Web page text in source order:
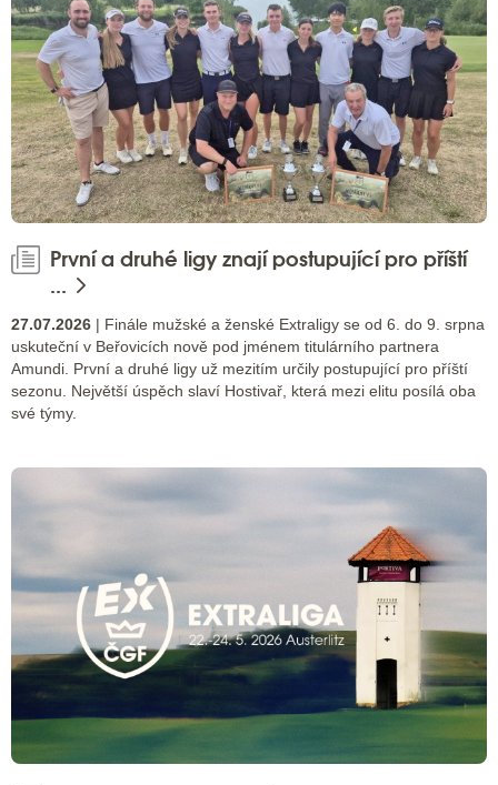
První a druhé ligy znají postupující pro příští
...
27.07.2026 | Finále mužské a ženské Extraligy se od 6. do 9. srpna
uskuteční v Beřovicích nově pod jménem titulárního partnera
Amundi. První a druhé ligy už mezitím určily postupující pro příští
sezonu. Největší úspěch slaví Hostivař, která mezi elitu posílá oba
své týmy.